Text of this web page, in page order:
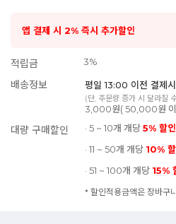
앱 결제 시 2% 즉시 추가할인
적립금 3%
배송정보 평일 13:00 이전 결제시
(단, 주문량 증가 시 달라질
3,000원( 50,000원 이
대량 구매할인 · 5 ~ 10개 개당5% 할인
· 11 ~ 50개 개당 10%
· 51 ~ 100개 개당 15%
* 할인적용금액은 장바구